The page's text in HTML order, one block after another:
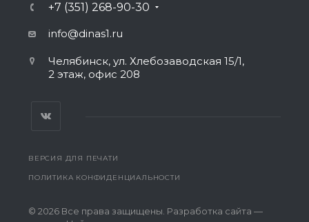
+7 (351) 268-90-30
info@dinas1.ru
Челябинск, ул. Хлебозаводская 15/1,
2 этаж, офис 208
ВЕРСИЯ ДЛЯ ПЕЧАТИ
ПОЛИТИКА КОНФИДЕНЦИАЛЬНОСТИ
© 2026 Все права защищены. Разработка сайта —